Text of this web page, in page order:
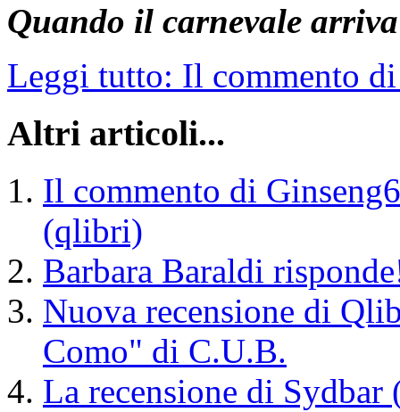
Quando il carnevale arriva
Leggi tutto: Il commento
Altri articoli...
Il commento di
(qlibri)
Barbara Baraldi
Nuova recensione di
Como" di C.U.B.
La recensione di